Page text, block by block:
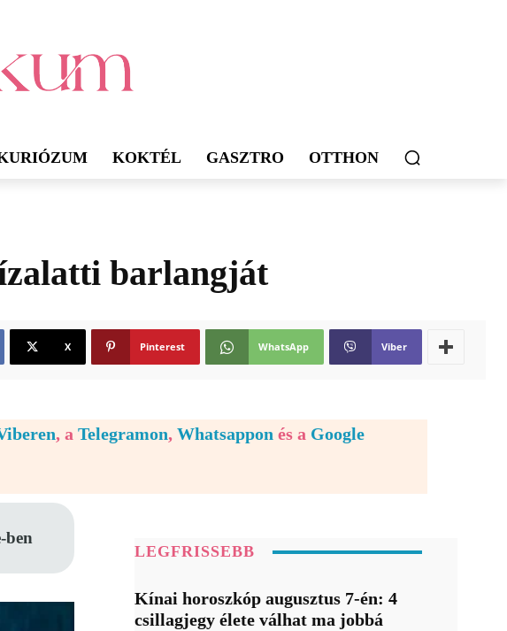
KOKTÉL GASZTRO OTTHON
barlangját
X Pinterest WhatsApp Viber
, a Telegramon, Whatsappon és a Google
ben
LEGFRISSEBB
Kínai horoszkóp augusztus 7-én: 4
csillagjegy élete válhat ma jobbá